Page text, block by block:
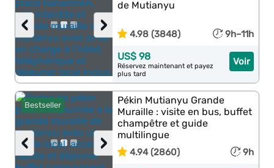
›
‹
de Mutianyu
4.98 (3848) 9h–11h
Voir
US$ 98
Réservez maintenant et payez
plus tard
Bestseller
›
‹
Pékin Mutianyu Grande
Muraille : visite en bus, buffet
champêtre et guide
multilingue
4.94 (2860) 9h